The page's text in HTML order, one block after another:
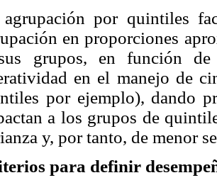
por quintiles
en proporciones
grupos, en función
en el manejo de
por ejemplo), dando
a los grupos de
y, por tanto, de menor
para definir